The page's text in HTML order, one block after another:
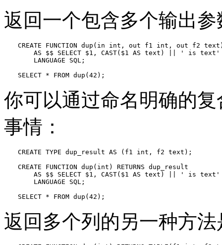
返回一个包含多个输出
CREATE FUNCTION dup(in int, out f1 int, out f2
AS $$ SELECT $1, CAST($1 AS text) || ' is text'
    LANGUAGE SQL;
SELECT * FROM dup(42);
你可以通过命名明确的
事情：
CREATE TYPE dup_result AS (f1 int, f2 text);
CREATE FUNCTION dup(int) RETURNS dup_result
AS $$ SELECT $1, CAST($1 AS text) || ' is text'
    LANGUAGE SQL;
SELECT * FROM dup(42);
返回多个列的另一种方